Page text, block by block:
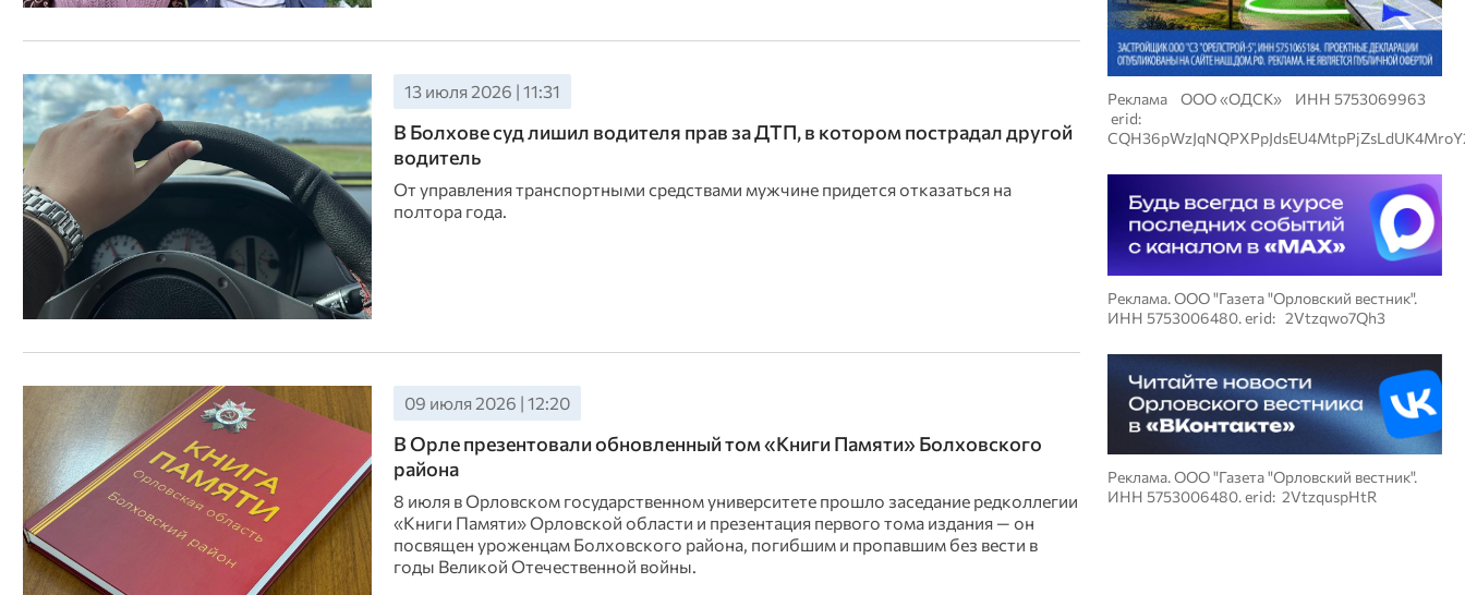
13 июля 2026 | 11:31
В Болхове суд лишил водителя прав за ДТП, в котором пострадал другой
водитель
От управления транспортными средствами мужчине придется отказаться на
полтора года.
09 июля 2026 | 12:20
В Орле презентовали обновленный том «Книги Памяти» Болховского
района
8 июля в Орловском государственном университете прошло заседание редколлегии
«Книги Памяти» Орловской области и презентация первого тома издания — он
посвящен уроженцам Болховского района, погибшим и пропавшим без вести в
годы Великой Отечественной войны.
Реклама ООО «ОДСК» ИНН 5753069963
erid:
Реклама. ООО "Газета "Орловский вестник".
ИНН 5753006480. erid: 2Vtzqwo7Qh3
Реклама. ООО "Газета "Орловский вестник".
ИНН 5753006480. erid: 2VtzquspHtR